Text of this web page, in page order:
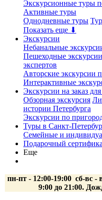
Экскурсионные туры
Активные туры
Однодневные туры
Показать еще ⬇
Экскурсии
Небанальные
Пешеходные
экспертов
Авторские экскурсии
Интерактивные
Экскурсии на заказ
Обзорная экскурсия
истории Петербурга
Экскурсии по
Туры в Санкт-
Семейные и
Подарочный
Еще
пн-пт - 12:00-19:00 сб-вс -
9:00 до 21:00.